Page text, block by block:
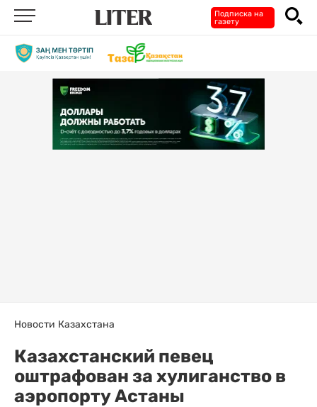
Подписка на
газету
Новости Казахстана
Казахстанский певец
оштрафован за хулиганство в
аэропорту Астаны